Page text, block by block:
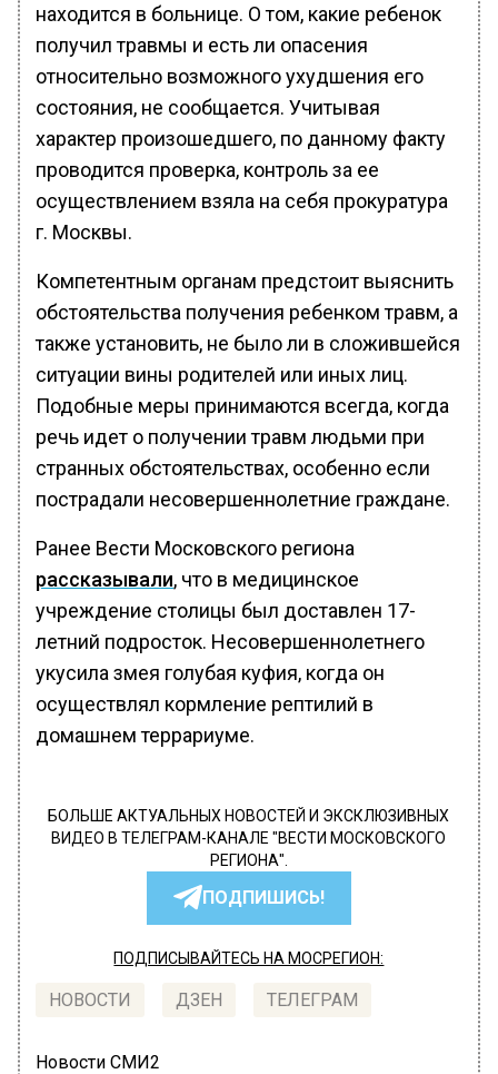
находится в больнице. О том, какие ребенок
получил травмы и есть ли опасения
относительно возможного ухудшения его
состояния, не сообщается. Учитывая
характер произошедшего, по данному факту
проводится проверка, контроль за ее
осуществлением взяла на себя прокуратура
г. Москвы.
Компетентным органам предстоит выяснить
обстоятельства получения ребенком травм, а
также установить, не было ли в сложившейся
ситуации вины родителей или иных лиц.
Подобные меры принимаются всегда, когда
речь идет о получении травм людьми при
странных обстоятельствах, особенно если
пострадали несовершеннолетние граждане.
Ранее Вести Московского региона
рассказывали, что в медицинское
учреждение столицы был доставлен 17-
летний подросток. Несовершеннолетнего
укусила змея голубая куфия, когда он
осуществлял кормление рептилий в
домашнем террариуме.
БОЛЬШЕ АКТУАЛЬНЫХ НОВОСТЕЙ И ЭКСКЛЮЗИВНЫХ
ВИДЕО В ТЕЛЕГРАМ-КАНАЛЕ "ВЕСТИ МОСКОВСКОГО
РЕГИОНА".
ПОДПИШИСЬ!
ПОДПИСЫВАЙТЕСЬ НА МОСРЕГИОН:
НОВОСТИ ДЗЕН ТЕЛЕГРАМ
Новости СМИ2